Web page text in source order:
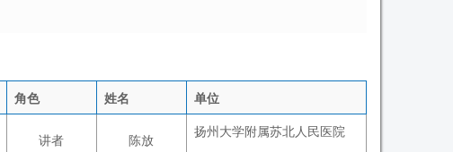
角色 姓名 单位
讲者 陈放 扬州大学附属苏北人民医院